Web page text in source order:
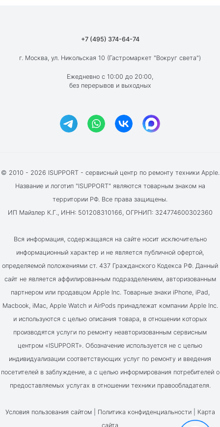
Ремонт AirPods
Вакансии
Акции и скидки
+7 (495) 374-64-74
г. Москва, ул. Никольская 10 (Гастромаркет "Вокруг света")
Ежедневно с 10:00 до 20:00,
без перерывов и выходных
© 2010 - 2026 ISUPPORT - сервисный центр по ремонту техники Apple.
Название и логотип "ISUPPORT" являются товарным знаком на
территории РФ. Все права защищены.
ИП Майзлер К.Г., ИНН: 501208310166, ОГРНИП: 324774600302360
Вся информация, содержащаяся на сайте носит исключительно
информационный характер и не является публичной офертой,
определяемой положениями ст. 437 Гражданского Кодекса РФ. Данный
сайт не является аффилированным подразделением, авторизованным
партнером или продавцом Apple Inc. Товарные знаки iPhone, iPad,
Macbook, iMac, Apple Watch и AirPods принадлежат компании Apple Inc.
и используются с целью описания товара, в отношении которых
производятся услуги по ремонту неавторизованным сервисным
центром «ISUPPORT». Обозначение используется не с целью
индивидуализации соответствующих услуг по ремонту и введения
посетителей в заблуждение, а с целью информирования потребителей о
предоставляемых услугах в отношении техники правообладателя.
Условия пользования сайтом | Политика конфиденциальности| Карта
сайта